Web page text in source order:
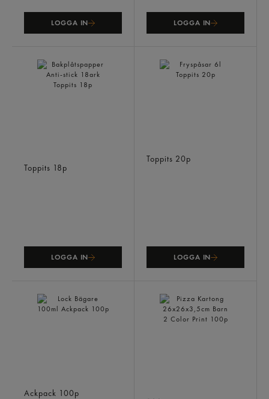
LOGGA IN LOGGA IN
Toppits 18p
LOGGA IN
Toppits 20p
LOGGA IN
Ackpack 100p